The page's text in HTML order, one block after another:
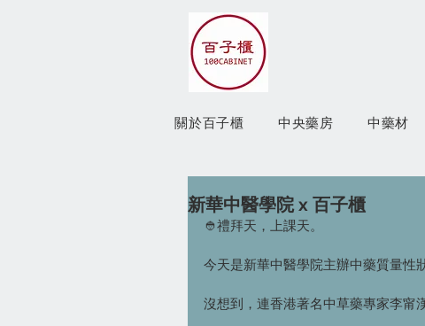
關於百子櫃 中央藥房 中藥材
新華中醫學院 x 百子櫃
👲禮拜天，上課天。
今天是新華中醫學院主辦中藥質量性
沒想到，連香港著名中草藥專家李甯